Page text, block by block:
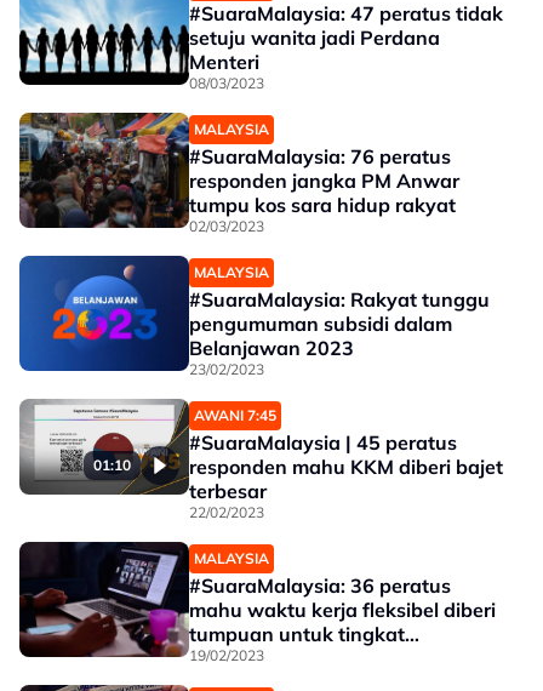
#SuaraMalaysia: 47 peratus tidak
setuju wanita jadi Perdana
Menteri
08/03/2023
MALAYSIA
#SuaraMalaysia: 76 peratus
responden jangka PM Anwar
tumpu kos sara hidup rakyat
02/03/2023
MALAYSIA
#SuaraMalaysia: Rakyat tunggu
pengumuman subsidi dalam
Belanjawan 2023
23/02/2023
01:10
AWANI 7:45
#SuaraMalaysia | 45 peratus
responden mahu KKM diberi bajet
terbesar
22/02/2023
MALAYSIA
#SuaraMalaysia: 36 peratus
mahu waktu kerja fleksibel diberi
tumpuan untuk tingkat
produktiviti
19/02/2023